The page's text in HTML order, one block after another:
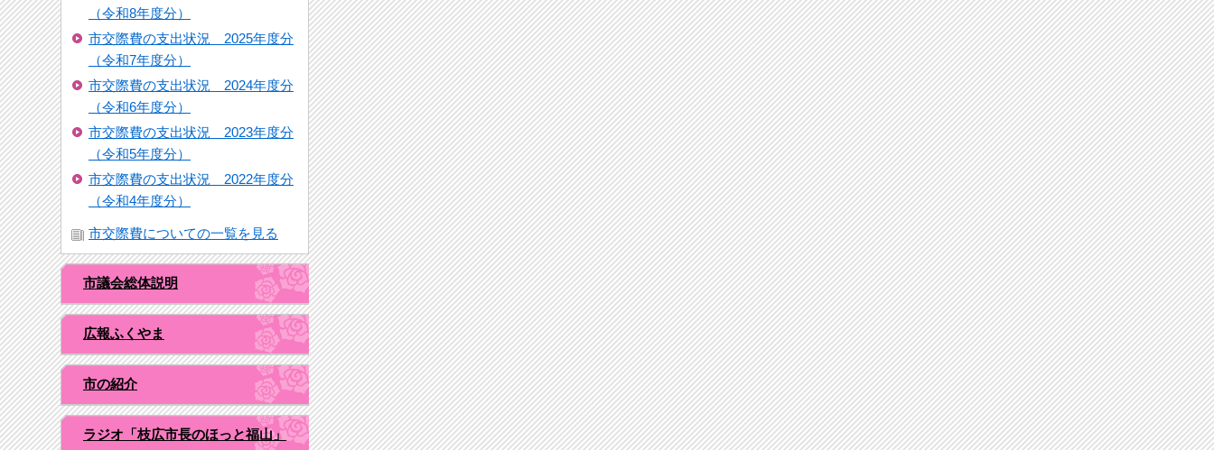
（令和8年度分）
市交際費の支出状況 2025年度分
（令和7年度分）
市交際費の支出状況 2024年度分
（令和6年度分）
市交際費の支出状況 2023年度分
（令和5年度分）
市交際費の支出状況 2022年度分
（令和4年度分）
市交際費についての一覧を見る
市議会総体説明
広報ふくやま
市の紹介
ラジオ「枝広市長のほっと福山」